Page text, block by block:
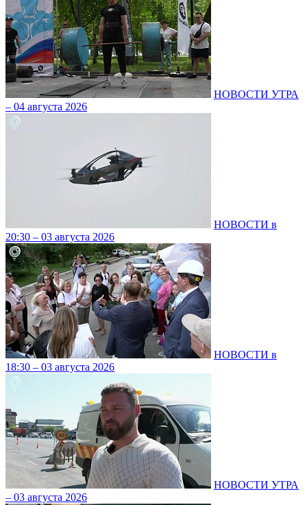
НОВОСТИ УТРА
– 04 августа 2026
НОВОСТИ в
20:30 – 03 августа 2026
НОВОСТИ в
18:30 – 03 августа 2026
НОВОСТИ УТРА
– 03 августа 2026